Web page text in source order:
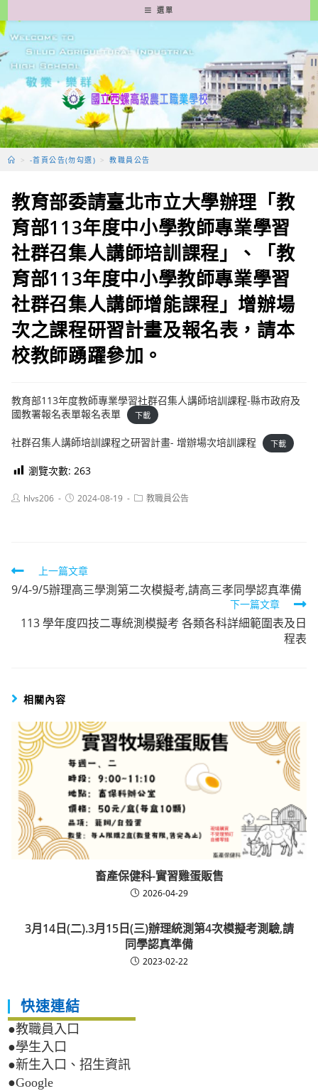
轉
至
要
容
選單
> -首頁公告(勿勾選) > 教職員公告
教育部委請臺北市立大學辦理「教
育部113年度中小學教師專業學習
社群召集人講師培訓課程」、「教
育部113年度中小學教師專業學習
社群召集人講師增能課程」增辦場
次之課程研習計畫及報名表，請本
校教師踴躍參加。
教育部113年度教師專業學習社群召集人講師培訓課程-縣市政府及
國教署報名表單報名表單
下載
社群召集人講師培訓課程之研習計畫- 增辦場次培訓課程 下載
瀏覽次數: 263
Posthlvs206
Post2024-08-19
Post教職員公告
Read
more
articles
上一篇文章
9/4-9/5辦理高三學測第二次模擬考,請高三孝同學認真準備
下一篇文章
113 學年度四技二專統測模擬考 各類各科詳細範圍表及日
程表
相關內容
畜產保健科-實習雞蛋販售
2026-04-29
3月14日(二).3月15日(三)辦理統測第4次模擬考測驗,請
同學認真準備
2023-02-22
快速連結
●教職員入口
●學生入口
●新生入口、招生資訊
●Google